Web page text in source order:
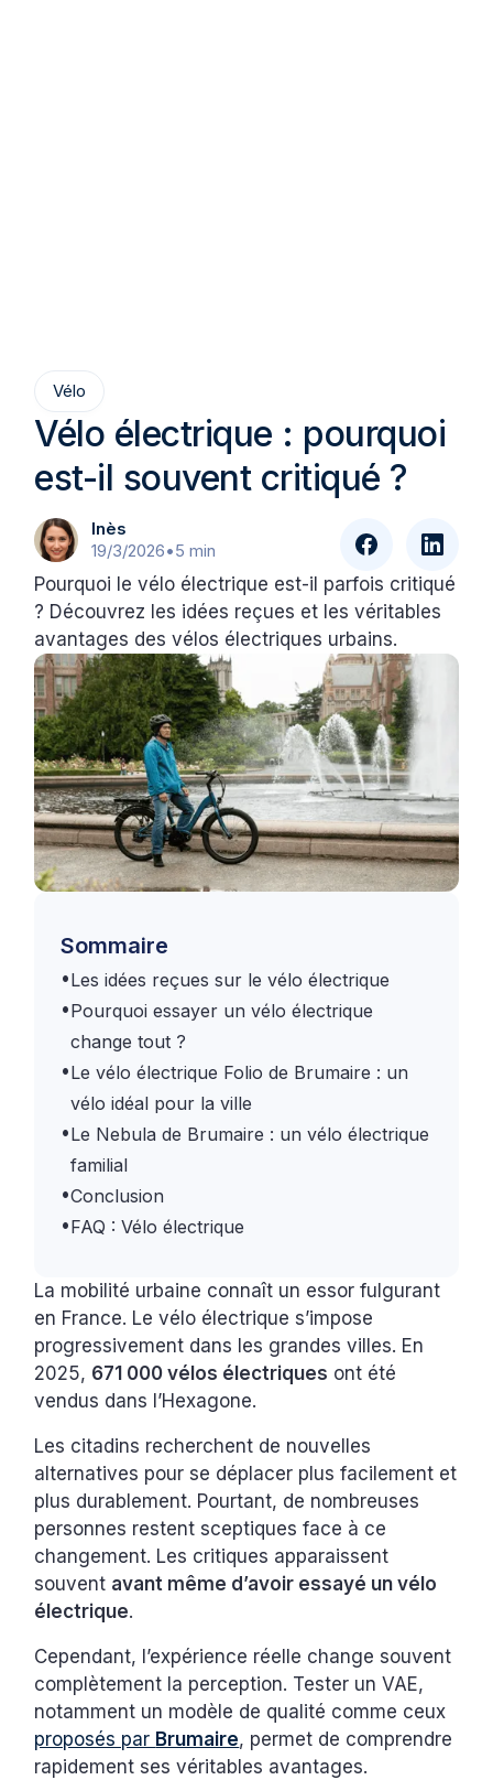
Vélo
Vélo électrique : pourquoi
est-il souvent critiqué ?
Inès
19/3/2026•5 min
Pourquoi le vélo électrique est-il parfois critiqué
? Découvrez les idées reçues et les véritables
avantages des vélos électriques urbains.
Sommaire
•Les idées reçues sur le vélo électrique
•Pourquoi essayer un vélo électrique
change tout ?
•Le vélo électrique Folio de Brumaire : un
vélo idéal pour la ville
•Le Nebula de Brumaire : un vélo électrique
familial
•Conclusion
•FAQ : Vélo électrique
La mobilité urbaine connaît un essor fulgurant
en France. Le vélo électrique s’impose
progressivement dans les grandes villes. En
2025, 671 000 vélos électriques ont été
vendus dans l’Hexagone.
Les citadins recherchent de nouvelles
alternatives pour se déplacer plus facilement et
plus durablement. Pourtant, de nombreuses
personnes restent sceptiques face à ce
changement. Les critiques apparaissent
souvent avant même d’avoir essayé un vélo
électrique.
Cependant, l’expérience réelle change souvent
complètement la perception. Tester un VAE,
notamment un modèle de qualité comme ceux
proposés par Brumaire, permet de comprendre
rapidement ses véritables avantages.